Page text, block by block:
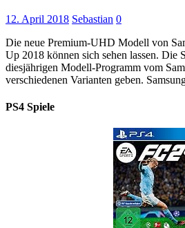
12. April 2018 Sebastian 0
Die neue Premium-UHD Modell von
Up 2018 können sich sehen lassen. Die
diesjährigen Modell-Programm vom
verschiedenen Varianten geben.
PS4 Spiele